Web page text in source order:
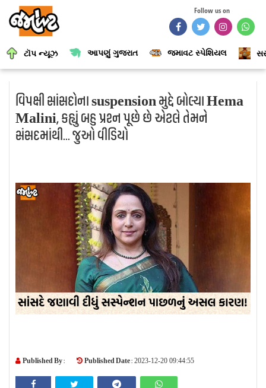
Follow us on
ટૉપ ન્યૂઝ આપણું ગુજરાત જમાવટ સ્પેશિયલ
વિપક્ષી સાંસદોના suspension મુદ્દે બોલ્યા Hema
Malini, કહ્યું બહુ પ્રશ્ન પૂછે છે એટલે તેમને
સંસદમાંથી... જુઓ વીડિયો
Published By : Published Date : 2023-12-20 09:44:55